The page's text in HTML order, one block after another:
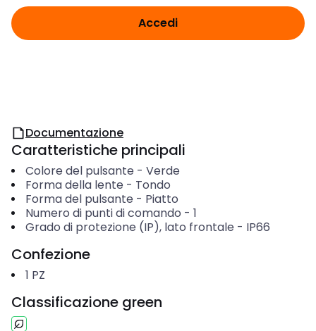
Accedi
Documentazione
Caratteristiche principali
Colore del pulsante - Verde
Forma della lente - Tondo
Forma del pulsante - Piatto
Numero di punti di comando - 1
Grado di protezione (IP), lato frontale - IP66
Confezione
1 PZ
Classificazione green